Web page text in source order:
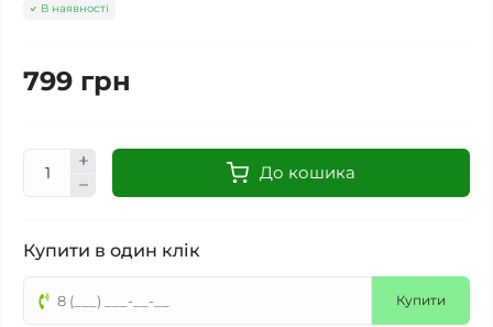
В наявності
799 грн
До кошика
Купити в один клік
Купити